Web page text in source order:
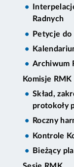
Radnych
Petycje do
Archiwum
Komisje RMK
Skład,
protokoły
Roczny
Kontrole
Bieżący